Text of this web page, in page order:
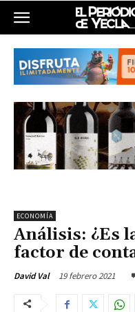
ECONOMÍA
Análisis: ¿Es
factor de
David Val 19 febrero 2021